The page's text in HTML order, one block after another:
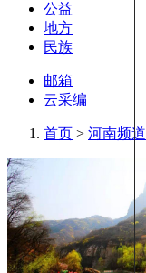
公益
地方
民族
邮箱
云采编
首页 > 河南频道